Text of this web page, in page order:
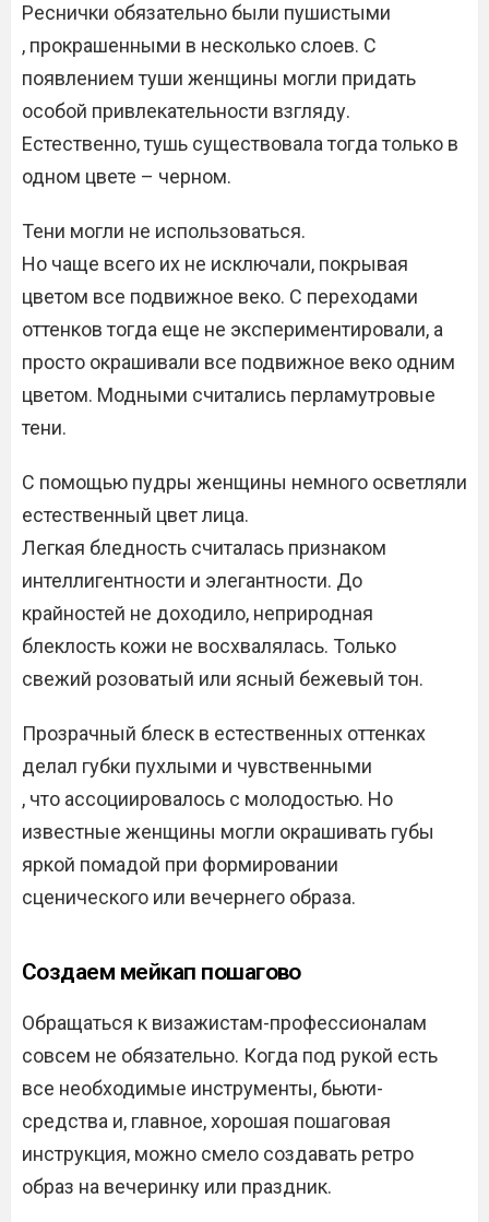
Реснички обязательно были пушистыми
, прокрашенными в несколько слоев. С
появлением туши женщины могли придать
особой привлекательности взгляду.
Естественно, тушь существовала тогда только в
одном цвете – черном.
Тени могли не использоваться.
Но чаще всего их не исключали, покрывая
цветом все подвижное веко. С переходами
оттенков тогда еще не экспериментировали, а
просто окрашивали все подвижное веко одним
цветом. Модными считались перламутровые
тени.
С помощью пудры женщины немного осветляли
естественный цвет лица.
Легкая бледность считалась признаком
интеллигентности и элегантности. До
крайностей не доходило, неприродная
блеклость кожи не восхвалялась. Только
свежий розоватый или ясный бежевый тон.
Прозрачный блеск в естественных оттенках
делал губки пухлыми и чувственными
, что ассоциировалось с молодостью. Но
известные женщины могли окрашивать губы
яркой помадой при формировании
сценического или вечернего образа.
Создаем мейкап пошагово
Обращаться к визажистам-профессионалам
совсем не обязательно. Когда под рукой есть
все необходимые инструменты, бьюти-
средства и, главное, хорошая пошаговая
инструкция, можно смело создавать ретро
образ на вечеринку или праздник.